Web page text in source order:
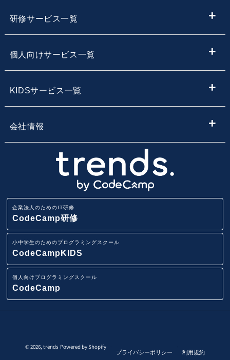
子供向けプログラミング教室を探す
地域・エリア名から子供向けプログラミングスクールを
路線から子供向けプログラミングスクールを探す
駅から子供向けプログラミングスクールを探す
IT用語集
研修サービス一覧
【企業向け】DX社員研修 - 法人向け人材育成
業務改善・効率化研修
ITリテラシー研修
Pythonデータサイエンス研修
スマホアプリ(iOS/Android)開発研修
システムテスト技法研修
個人向けサービス一覧
エンジニア転職コース
KIDSサービス一覧
小学生・中学生のためのオンラインプログラミングスク
小学生・中学生向けFCプログラミング教室
小学生・中学生向けプログラミング教室
会社情報
講師募集
ニュースリリース
イベント一覧
企業法人のためのIT研修
CodeCamp研修
小中学生のためのプログラミングスクール
CodeCampKIDS
個人向けプログラミングスクール
CodeCamp
© 2026,trends Powered by Shopify
プライバシーポリシー
利用規約